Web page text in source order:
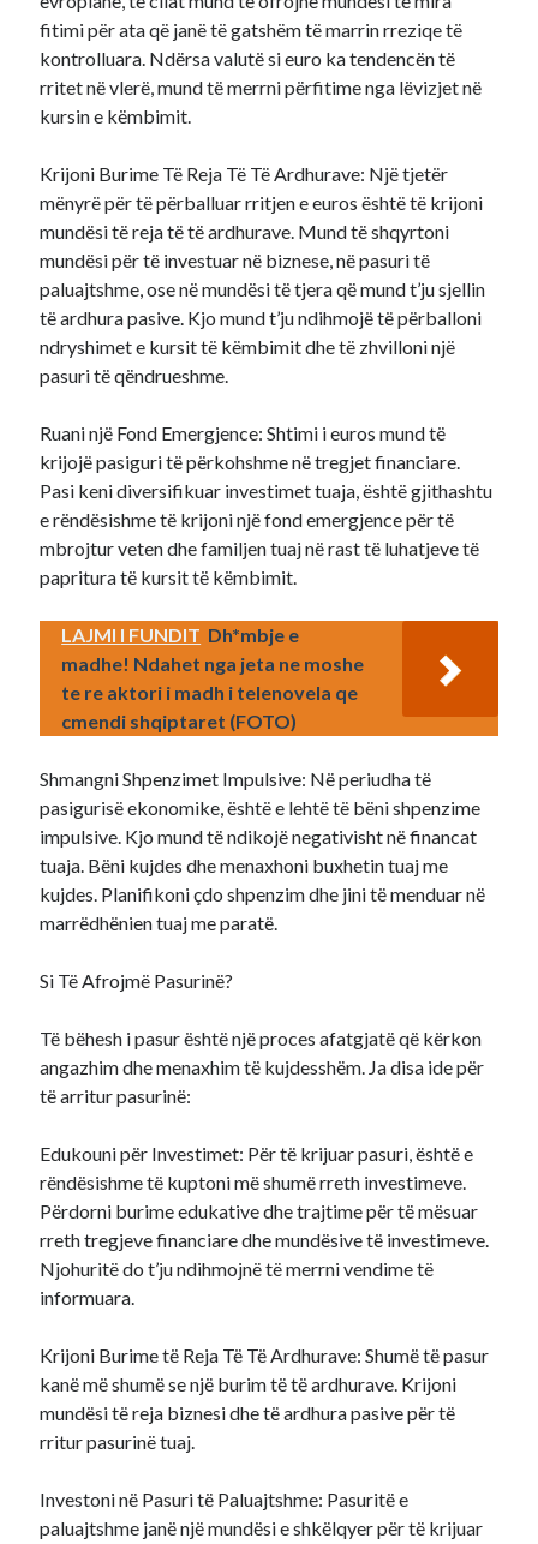
fitimi për ata që janë të gatshëm të marrin rreziqe të
kontrolluara. Ndërsa valutë si euro ka tendencën të
rritet në vlerë, mund të merrni përfitime nga lëvizjet në
kursin e këmbimit.
Krijoni Burime Të Reja Të Të Ardhurave: Një tjetër
mënyrë për të përballuar rritjen e euros është të krijoni
mundësi të reja të të ardhurave. Mund të shqyrtoni
mundësi për të investuar në biznese, në pasuri të
paluajtshme, ose në mundësi të tjera që mund t’ju sjellin
të ardhura pasive. Kjo mund t’ju ndihmojë të përballoni
ndryshimet e kursit të këmbimit dhe të zhvilloni një
pasuri të qëndrueshme.
Ruani një Fond Emergjence: Shtimi i euros mund të
krijojë pasiguri të përkohshme në tregjet financiare.
Pasi keni diversifikuar investimet tuaja, është gjithashtu
e rëndësishme të krijoni një fond emergjence për të
mbrojtur veten dhe familjen tuaj në rast të luhatjeve të
papritura të kursit të këmbimit.
LAJMI I FUNDIT Dh*mbje e
madhe! Ndahet nga jeta ne moshe
te re aktori i madh i telenovela qe
cmendi shqiptaret (FOTO)
Shmangni Shpenzimet Impulsive: Në periudha të
pasigurisë ekonomike, është e lehtë të bëni shpenzime
impulsive. Kjo mund të ndikojë negativisht në financat
tuaja. Bëni kujdes dhe menaxhoni buxhetin tuaj me
kujdes. Planifikoni çdo shpenzim dhe jini të menduar në
marrëdhënien tuaj me paratë.
Si Të Afrojmë Pasurinë?
Të bëhesh i pasur është një proces afatgjatë që kërkon
angazhim dhe menaxhim të kujdesshëm. Ja disa ide për
të arritur pasurinë:
Edukouni për Investimet: Për të krijuar pasuri, është e
rëndësishme të kuptoni më shumë rreth investimeve.
Përdorni burime edukative dhe trajtime për të mësuar
rreth tregjeve financiare dhe mundësive të investimeve.
Njohuritë do t’ju ndihmojnë të merrni vendime të
informuara.
Krijoni Burime të Reja Të Të Ardhurave: Shumë të pasur
kanë më shumë se një burim të të ardhurave. Krijoni
mundësi të reja biznesi dhe të ardhura pasive për të
rritur pasurinë tuaj.
Investoni në Pasuri të Paluajtshme: Pasuritë e
paluajtshme janë një mundësi e shkëlqyer për të krijuar